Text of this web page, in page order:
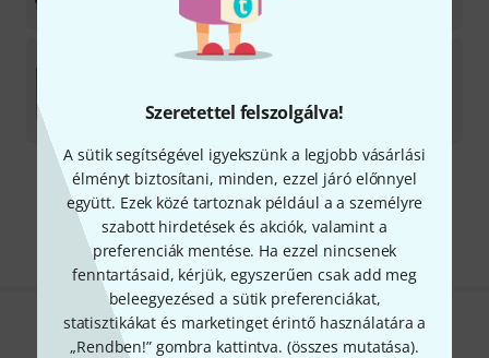
Szeretettel felszolgálva!
A sütik segítségével igyekszünk a legjobb vásárlási
élményt biztosítani, minden, ezzel járó előnnyel
együtt. Ezek közé tartoznak például a a személyre
szabott hirdetések és akciók, valamint a
preferenciák mentése. Ha ezzel nincsenek
fenntartásaid, kérjük, egyszerűen csak add meg
beleegyezésed a sütik preferenciákat,
statisztikákat és marketinget érintő használatára a
„Rendben!” gombra kattintva. (összes mutatása).
FryetteFC-1A Footswitch for Cyclops
22 190Ft
Díjmentes szállítás 79 000 Ft fölött
Minden ár tartalmazza az ÁFÁ-t
Tetszik, amit látsz?